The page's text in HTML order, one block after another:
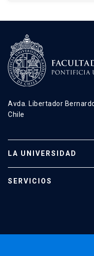
Avda. Libertador
Chile
LA UNIVERSIDAD
SERVICIOS